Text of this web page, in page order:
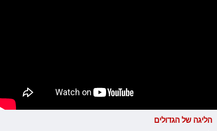
הליגה של הגדולים